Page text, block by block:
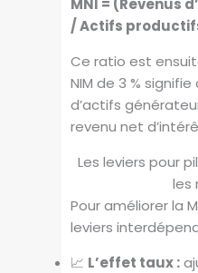
MNI = (Revenus
/ Actifs
Ce ratio est
NIM de 3 %
d’actifs
revenu net
Les leviers pour
les
Pour améliorer la
leviers
📈 L’effet taux :